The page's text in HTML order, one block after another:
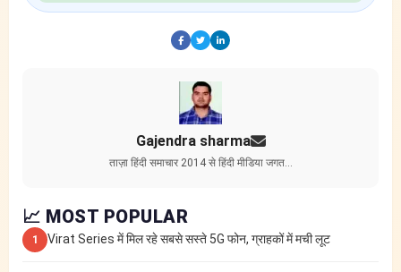
Gajendra sharma
ताज़ा हिंदी समाचार 2014 से हिंदी मीडिया जगत…
📈 MOST POPULAR
1 Virat Series में मिल रहे सबसे सस्ते 5G फोन, ग्राहकों में मची लूट